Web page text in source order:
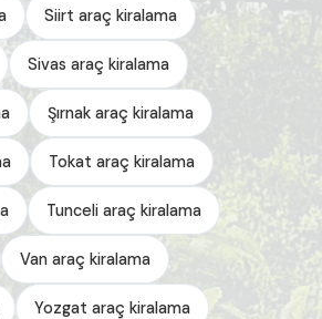
Siirt araç kiralama
Sivas araç kiralama
Şırnak araç kiralama
Tokat araç kiralama
Tunceli araç kiralama
Van araç kiralama
Yozgat araç kiralama